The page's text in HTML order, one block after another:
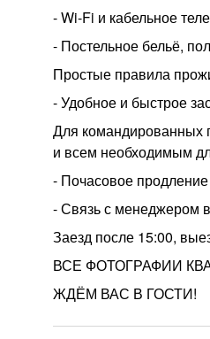
- Wi-Fi и кабельное
- Постельное бельё,
Простые правила
- Удобное и быстрое
Для командированных
и всем необходимым
- Почасовое
- Связь с менеджером
Заезд после 15:00,
ВСЕ ФОТОГРАФИИ
ЖДЁМ ВАС В ГОСТИ!